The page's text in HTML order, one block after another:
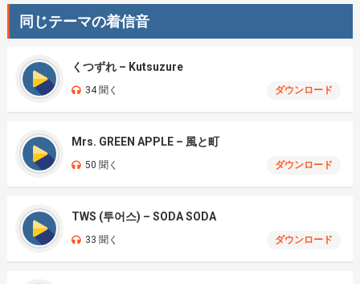
同じテーマの着信音
くつずれ – Kutsuzure
34 聞く ダウンロード
Mrs. GREEN APPLE – 風と町
50 聞く ダウンロード
TWS (투어스) – SODA SODA
33 聞く ダウンロード